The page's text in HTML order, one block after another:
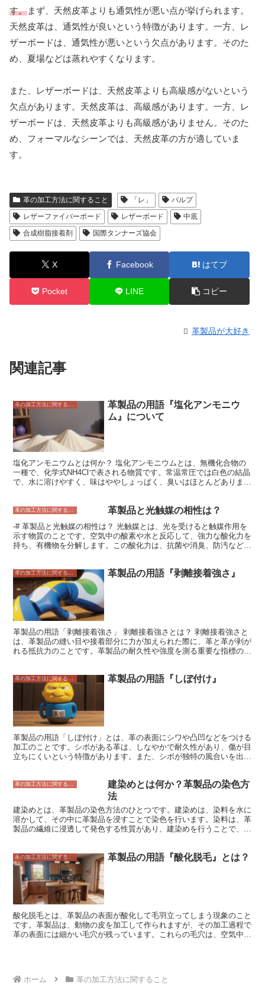
す。まず、天然皮革よりも通気性が悪い点が挙げられます。
天然皮革は、通気性が良いという特徴があります。一方、レ
ザーボードは、通気性が悪いという欠点があります。そのた
め、夏場などは蒸れやすくなります。
また、レザーボードは、天然皮革よりも高級感がないという
欠点があります。天然皮革は、高級感があります。一方、レ
ザーボードは、天然皮革よりも高級感がありません。そのた
め、フォーマルなシーンでは、天然皮革の方が適していま
す。
革の加工方法に関すること 「レ」
パルプ
レザーファイバーボード
レザーボード
中底
合成樹脂接着剤
国際タンナーズ協会
X Facebook はてブ
Pocket LINE コピー
革製品が大好き
関連記事
革製品の用語『塩化アンモニウ
ム』について
塩化アンモニウムとは何か？ 塩化アンモニウムとは、無機化合物の
一種で、化学式NH4Clで表される物質です。常温常圧では白色の結晶
で、水に溶けやすく、味はややしょっぱく、臭いはほとんどありませ
池、肥料、医薬品、染料、皮なめしなどの様々な用途に使用されてい
革製品と光触媒の相性は？
-# 革製品と光触媒の相性は？ 光触媒とは、光を受けると触媒作用を
示す物質のことです。空気中の酸素や水と反応して、強力な酸化力を
持ち、有機物を分解します。この酸化力は、抗菌や消臭、防汚などの
陽光や蛍光灯などの光を受けると、電子が励起され、触媒作用を示
し、他の物質と反応しやすくなります。 光触媒は、空気中の酸素や
水と反応して、ヒドロキシルラジカルやスーパーオキシドアニオンラ
ジカルなどの活性酸素を生成します。これらの活性酸素は、有機物を
分解する働きがあり、抗菌や消臭、防汚などの効果があると言われて
います。
革の加工方法に関すること 革製品の用語『剥離接着強さ』
革製品の用語「剥離接着強さ」 剥離接着強さとは？ 剥離接着強さと
は、革製品の縫い目や接着部分に力が加えられた際に、革と革が剥が
れる抵抗力のことです。革製品の耐久性や強度を測る重要な指標の一
ります。一般的に、革が厚く、接着剤の品質が良く、縫製方法が適切
であれば、剥離接着強さは高くなります。 剥離接着強さが低い革製
品は、使用中に縫い目や接着部分から革が剥がれてしまうことがあり
ます。これは、革製品の耐久性や強度を低下させ、製品の寿命を縮め
てしまう可能性があります。 そのため、革製品を選ぶ際には、剥離
接着強さが高い製品を選ぶことが重要です。剥離接着強さは、革製品
の品質を保証する重要な指標の一つであり、製品の耐久性や強度を測
る上で重要な要素です。
革の加工方法に関すること 革製品の用語『しぼ付け』
革製品の用語「しぼ付け」とは、革の表面にシワや凸凹などをつける
加工のことです。シボがある革は、しなやかで耐久性があり、傷が目
立ちにくいという特徴があります。また、シボが独特の風合いを出し
械式は、革を専用の機械で挟み込んで圧力を加えてシボをつけます。
手付けは、職人が革を手で揉んだり叩いたりしてシボをつけます。手
付けの方が手間がかかりますが、より自然な風合いのシボをつけるこ
とができます。
革の加工方法に関すること
建染めとは何か？革製品の染色方
法
建染めとは、革製品の染色方法のひとつです。建染めは、染料を水に
溶かして、その中に革製品を浸すことで染色を行います。染料は、革
製品の繊維に浸透して発色する性質があり、建染めを行うことで、革
製品をさまざまな色に染めることができ、また、染料の濃度を調整す
ることで、色の濃淡を調節することもできます。また、建染めは、革
製品に防水効果を与えるため、革製品の耐久性を高める効果もありま
す。
革の加工方法に関すること 革製品の用語『酸化脱毛』とは？
酸化脱毛とは、革製品の表面が酸化して毛羽立ってしまう現象のこと
です。革製品は、動物の皮を加工して作られますが、その加工過程で
革の表面には細かい毛穴が残っています。これらの毛穴は、空気中の
場所に長時間放置しないことが大切です。また、革製品に汚れが付着
ホーム 革の加工方法に関すること